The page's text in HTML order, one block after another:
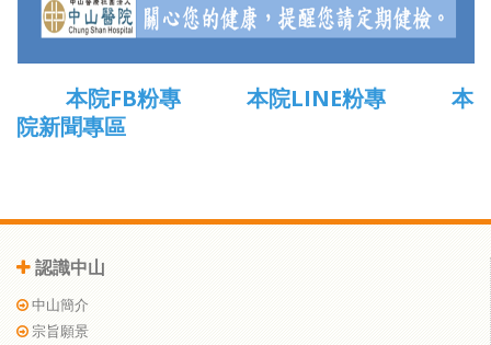
本院FB粉專 本院LINE粉專
本
院新聞專區
認識中山
中山簡介
宗旨願景